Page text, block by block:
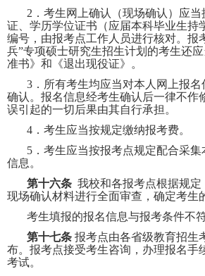
2 ．考生网上确认（现场确认）应
证、学历学位证书（应届本科毕业生持
编号，由报考点工作人员进行核对。报
兵”专项硕士研究生招生计划的考生还
准书》和《退出现役证》。
3 ．所有考生均应当对本人网上报
确认。报名信息经考生确认后一律不作
误引起的一切后果由其自行承担。
4 ．考生应当按规定缴纳报考费。
5 ．考生应当按报考点规定配合采
信息。
第十六条 我校和各报考点根据规
现场确认材料进行全面审查，确定考生
考生填报的报名信息与报考条件不
第十七条 报考点由各省级教育招生
布。报考点接受考生咨询，办理报名手
考试。